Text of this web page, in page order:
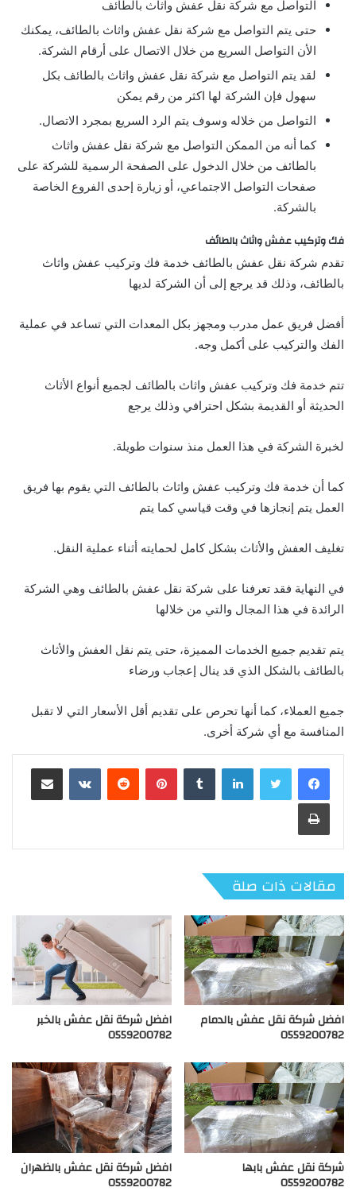
التواصل مع شركة نقل عفش واثاث بالطائف
حتى يتم التواصل مع شركة نقل عفش واثاث بالطائف، يمكنك
الأن التواصل السريع من خلال الاتصال على أرقام الشركة.
لقد يتم التواصل مع شركة نقل عفش واثاث بالطائف بكل
سهول فإن الشركة لها اكثر من رقم يمكن
التواصل من خلاله وسوف يتم الرد السريع بمجرد الاتصال.
كما أنه من الممكن التواصل مع شركة نقل عفش واثاث
بالطائف من خلال الدخول على الصفحة الرسمية للشركة على
صفحات التواصل الاجتماعي، أو زيارة إحدى الفروع الخاصة
بالشركة.
فك وتركيب عفش واثاث بالطائف
تقدم شركة نقل عفش بالطائف خدمة فك وتركيب عفش واثاث
بالطائف، وذلك قد يرجع إلى أن الشركة لديها
أفضل فريق عمل مدرب ومجهز بكل المعدات التي تساعد في عملية
الفك والتركيب على أكمل وجه.
تتم خدمة فك وتركيب عفش واثاث بالطائف لجميع أنواع الأثاث
الحديثة أو القديمة بشكل احترافي وذلك يرجع
لخبرة الشركة في هذا العمل منذ سنوات طويلة.
كما أن خدمة فك وتركيب عفش واثاث بالطائف التي يقوم بها فريق
العمل يتم إنجازها في وقت قياسي كما يتم
تغليف العفش والأثاث بشكل كامل لحمايته أثناء عملية النقل.
في النهاية فقد تعرفنا على شركة نقل عفش بالطائف وهي الشركة
الرائدة في هذا المجال والتي من خلالها
يتم تقديم جميع الخدمات المميزة، حتى يتم نقل العفش والأثاث
بالطائف بالشكل الذي قد ينال إعجاب ورضاء
جميع العملاء، كما أنها تحرص على تقديم أقل الأسعار التي لا تقبل
المنافسة مع أي شركة أخرى.
لينكدإن بينتيريست مشاركة عبر البريد
طباعة
مقالات ذات صلة
افضل شركة نقل عفش بالدمام
0559200782
افضل شركة نقل عفش بالخبر
0559200782
شركة نقل عفش بابها
0559200782
افضل شركة نقل عفش بالظهران
0559200782